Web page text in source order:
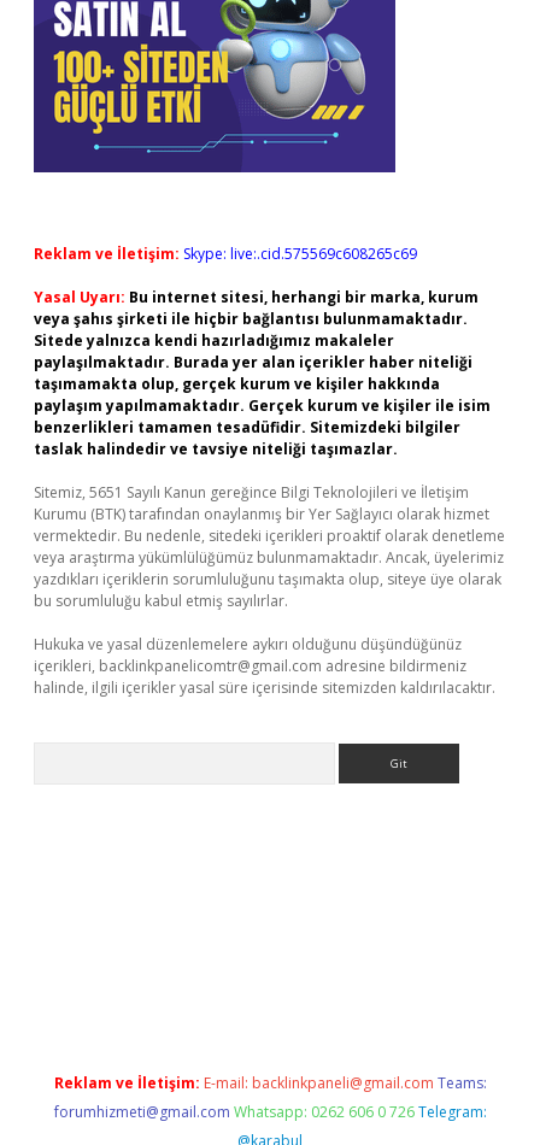
Reklam ve İletişim: Skype: live:.cid.575569c608265c69
Yasal Uyarı: Bu internet sitesi, herhangi bir marka, kurum
veya şahıs şirketi ile hiçbir bağlantısı bulunmamaktadır.
Sitede yalnızca kendi hazırladığımız makaleler
paylaşılmaktadır. Burada yer alan içerikler haber niteliği
taşımamakta olup, gerçek kurum ve kişiler hakkında
paylaşım yapılmamaktadır. Gerçek kurum ve kişiler ile isim
benzerlikleri tamamen tesadüfidir. Sitemizdeki bilgiler
taslak halindedir ve tavsiye niteliği taşımazlar.
Sitemiz, 5651 Sayılı Kanun gereğince Bilgi Teknolojileri ve İletişim
Kurumu (BTK) tarafından onaylanmış bir Yer Sağlayıcı olarak hizmet
vermektedir. Bu nedenle, sitedeki içerikleri proaktif olarak denetleme
veya araştırma yükümlülüğümüz bulunmamaktadır. Ancak, üyelerimiz
yazdıkları içeriklerin sorumluluğunu taşımakta olup, siteye üye olarak
bu sorumluluğu kabul etmiş sayılırlar.
Hukuka ve yasal düzenlemelere aykırı olduğunu düşündüğünüz
içerikleri, backlinkpanelicomtr@gmail.com adresine bildirmeniz
halinde, ilgili içerikler yasal süre içerisinde sitemizden kaldırılacaktır.
Reklam ve İletişim: E-mail: backlinkpaneli@gmail.com Teams:
forumhizmeti@gmail.com Whatsapp: 0262 606 0 726 Telegram:
@karabul